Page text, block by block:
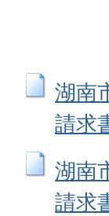
湖南
請求
湖南
請求